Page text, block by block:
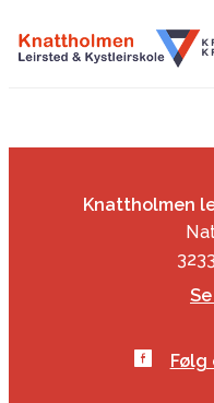
Knattholmen
Følg